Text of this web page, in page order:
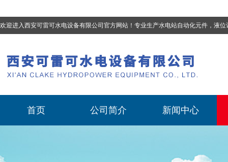
欢迎进入西安可雷可水电设备有限公司官方网站！专业生产水电站自动化元件，液位计、流量计、压力变送器、油混水控制器、温度传感器、电磁阀球阀蝶阀、测速装置、位移
首页 公司简介 新闻中心